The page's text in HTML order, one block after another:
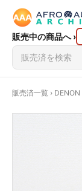
販売中の商品へ›
販売済一覧 › DENON